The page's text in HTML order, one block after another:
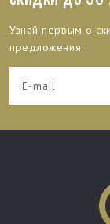
Узнай первым о
предложения.